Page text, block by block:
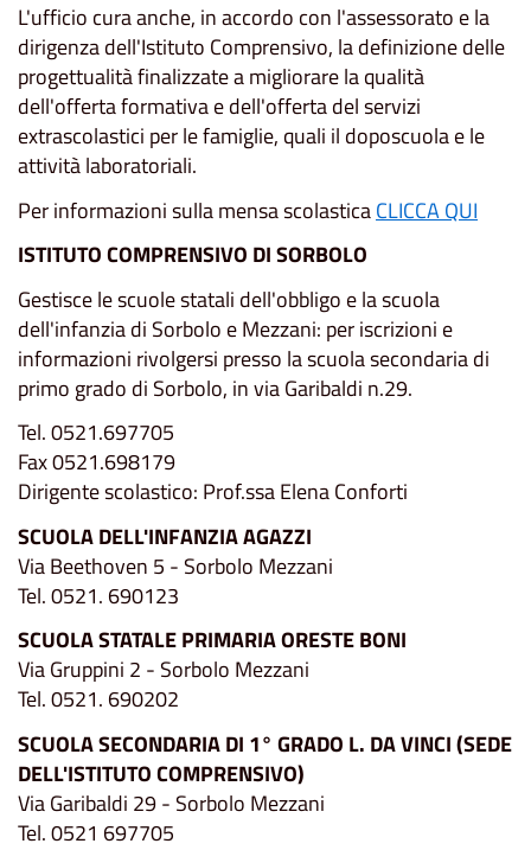
L'ufficio cura anche, in accordo con l'assessorato e la
dirigenza dell'Istituto Comprensivo, la definizione delle
progettualità finalizzate a migliorare la qualità
dell'offerta formativa e dell'offerta del servizi
extrascolastici per le famiglie, quali il doposcuola e le
attività laboratoriali.
Per informazioni sulla mensa scolasticaCLICCA QUI
ISTITUTO COMPRENSIVO DI SORBOLO
Gestisce le scuole statali dell'obbligo e la scuola
dell'infanzia di Sorbolo e Mezzani: per iscrizioni e
informazioni rivolgersi presso la scuola secondaria di
primo grado di Sorbolo, in via Garibaldi n.29.
Tel. 0521.697705
Fax 0521.698179
Dirigente scolastico: Prof.ssa Elena Conforti
SCUOLA DELL'INFANZIA AGAZZI
Via Beethoven 5 - Sorbolo Mezzani
Tel. 0521. 690123
SCUOLA STATALE PRIMARIA ORESTE BONI
Via Gruppini 2 - Sorbolo Mezzani
Tel. 0521. 690202
SCUOLA SECONDARIA DI 1° GRADO L. DA VINCI (SEDE
DELL'ISTITUTO COMPRENSIVO)
Via Garibaldi 29 - Sorbolo Mezzani
Tel. 0521 697705